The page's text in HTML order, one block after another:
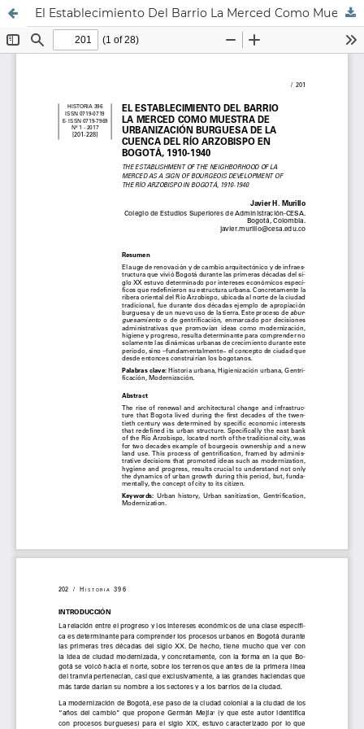
El Establecimiento Del Barrio La Merced Como Muestra De Urbanización Burguesa De La Cuenca Del Río Arzobispo En Bogotá, 1910-1940